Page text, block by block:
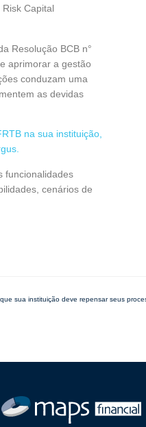
Capital
Resolução BCB n°
aprimorar a gestão
conduzam uma
as devidas
na sua instituição,
funcionalidades
cenários de